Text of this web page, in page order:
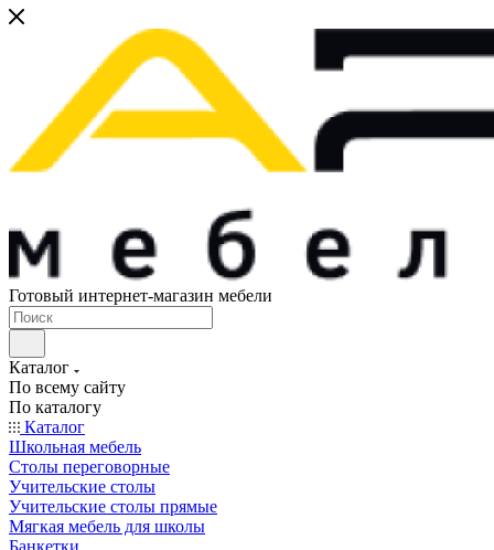
Готовый интернет-магазин мебели
Каталог
По всему сайту
По каталогу
Каталог
Школьная мебель
Столы переговорные
Учительские столы
Учительские столы прямые
Мягкая мебель для школы
Банкетки